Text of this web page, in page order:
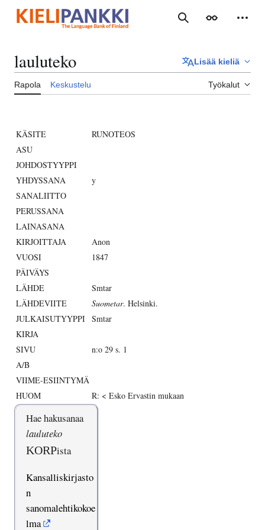
sisältöön
Haku Ulkoasu
lauluteko Lisää kieliä
Rapola Keskustelu Työkalut
KÄSITE
RUNOTEOS
ASU
JOHDOSTYYPPI
YHDYSSANA
y
SANALIITTO
PERUSSANA
LAINASANA
KIRJOITTAJA
Anon
VUOSI
1847
PÄIVÄYS
LÄHDE
Smtar
LÄHDEVIITE
Suometar. Helsinki.
JULKAISUTYYPPI Smtar
KIRJA
SIVU
n:o 29 s. 1
A/B
VIIME-ESIINTYMÄ
HUOM
R: < Esko Ervastin mukaan
Hae hakusanaa
lauluteko
KORPista
Kansalliskirjasto
n
sanomalehtikokoe
lma